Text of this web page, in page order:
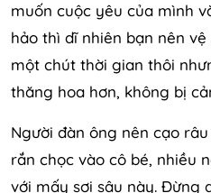
muốn cuộc yêu của mình
hảo thì dĩ nhiên bạn nên
một chút thời gian thôi
thăng hoa hơn, không bị
Người đàn ông nên cạo
rắn chọc vào cô bé, nhiều
với mấy sợi sâu này. Đừng